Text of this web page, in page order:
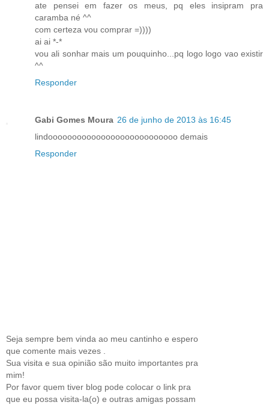
ate pensei em fazer os meus, pq eles insipram pra
caramba né ^^
com certeza vou comprar =))))
ai ai *-*
vou ali sonhar mais um pouquinho...pq logo logo vao existir
^^
Responder
Gabi Gomes Moura 26 de junho de 2013 às 16:45
lindooooooooooooooooooooooooooo demais
Responder
Seja sempre bem vinda ao meu cantinho e espero
que comente mais vezes .
Sua visita e sua opinião são muito importantes pra
mim!
Por favor quem tiver blog pode colocar o link pra
que eu possa visita-la(o) e outras amigas possam